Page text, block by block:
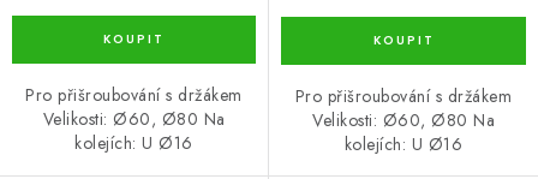
Pro přišroubování s držákem
Velikosti: Ø60, Ø80 Na
kolejích: U Ø16
Pro přišroubování s držákem
Velikosti: Ø60, Ø80 Na
kolejích: U Ø16